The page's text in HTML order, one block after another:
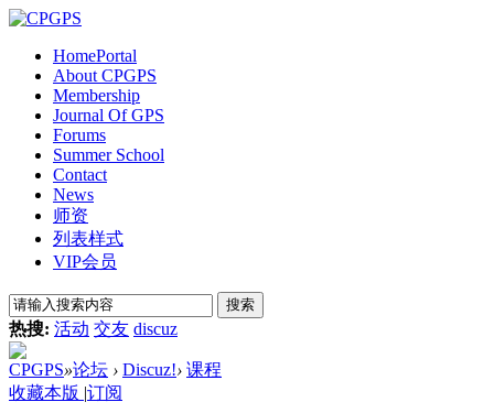
HomePortal
About CPGPS
Membership
Journal Of GPS
Forums
Summer School
Contact
News
师资
列表样式
VIP会员
搜索
热搜: 活动 交友 discuz
CPGPS»论坛 › Discuz!› 课程
收藏本版 |订阅